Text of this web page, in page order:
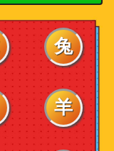
兔
羊